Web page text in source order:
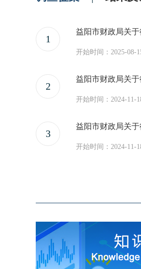
初级审核名单
初级什么时候出
1
开始时间：2025-08-
2
开始时间：2024-11-
3
开始时间：2024-11-